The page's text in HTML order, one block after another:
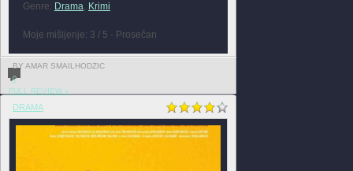
Genre: Drama, Krimi
Moje mišljenje: 3 / 5 - Prosečan
BY AMAR SMAILHODZIC
0
FULL REVIEW »
DRAMA